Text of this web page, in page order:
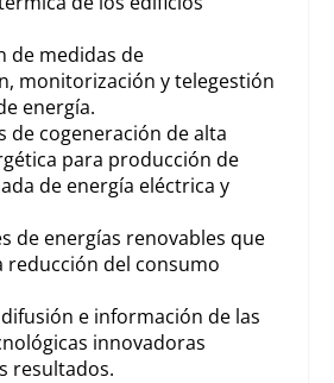
de medidas de
monitorización y telegestión
energía.
de cogeneración de alta
para producción de
de energía eléctrica y
de energías renovables que
reducción del consumo
e información de las
innovadoras
resultados.